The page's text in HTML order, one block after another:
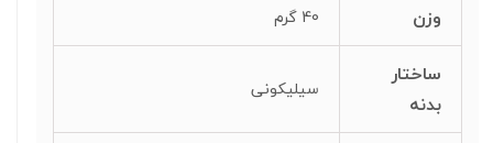
وزن 40 گرم
ساختار
بدنه
سیلیکونی